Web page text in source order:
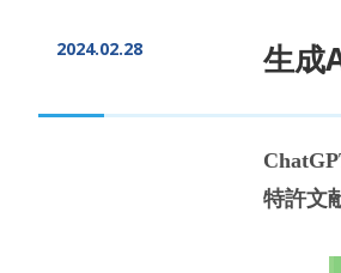
2024.02.28 生成
特許文